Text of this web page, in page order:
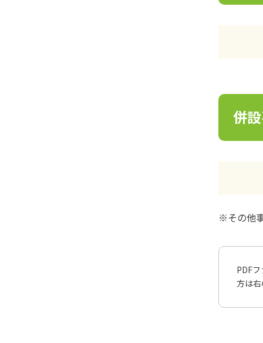
併
※その他
PDF
方は